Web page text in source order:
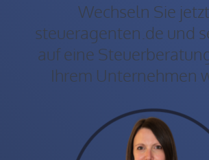
Wechseln Sie
steueragenten.de und
auf eine
Ihrem Unternehmen